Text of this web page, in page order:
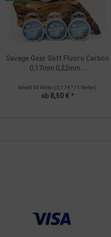
Savage Gear Soft Fluoro Carbon
0,17mm 0,22mm...
Inhalt 50 Meter (0,17 € * / 1 Meter)
ab 8,50 € *